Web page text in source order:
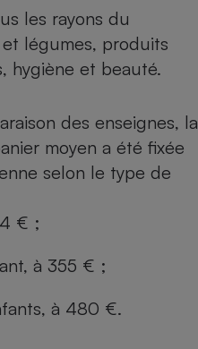
les rayons du
légumes, produits
hygiène et beauté.
des enseignes, la
moyen a été fixée
selon le type de
€ ;
à 355 € ;
à 480 €.